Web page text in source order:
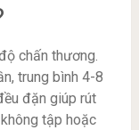
chấn thương.
trung bình 4-8
đặn giúp rút
tập hoặc